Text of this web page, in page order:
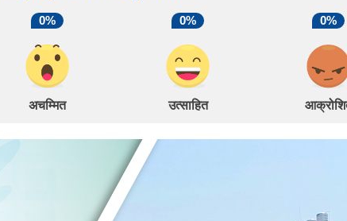
0%
अचम्मित
0%
उत्साहित
0%